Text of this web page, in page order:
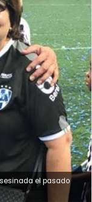
el pasado